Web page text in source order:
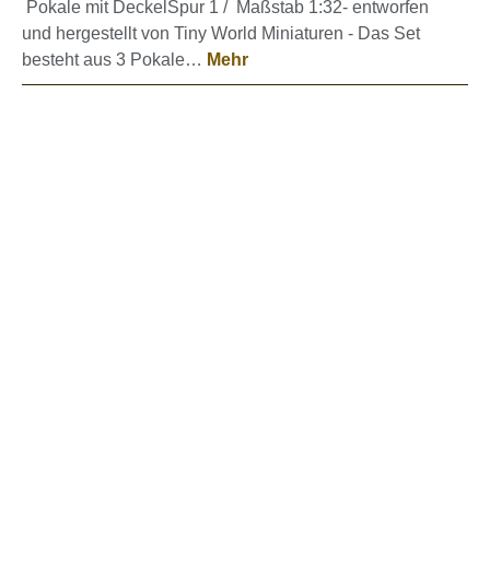
Pokale mit DeckelSpur 1 / Maßstab 1:32- entworfen
und hergestellt von Tiny World Miniaturen - Das Set
besteht aus 3 Pokale… Mehr